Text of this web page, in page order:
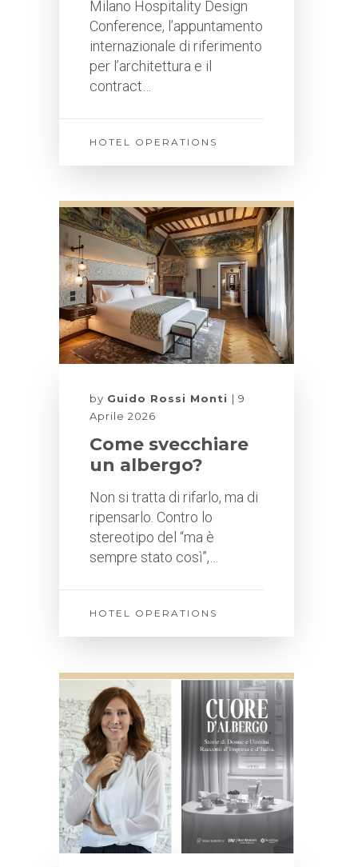
Milano Hospitality Design
Conference, l’appuntamento
internazionale di riferimento
per l’architettura e il
contract…
HOTEL OPERATIONS
by Guido Rossi Monti
9
Aprile 2026
Come svecchiare
un albergo?
Non si tratta di rifarlo, ma di
ripensarlo. Contro lo
stereotipo del “ma è
sempre stato così”,…
HOTEL OPERATIONS